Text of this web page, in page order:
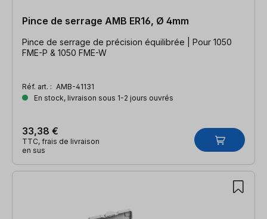
Pince de serrage AMB ER16, Ø 4mm
Pince de serrage de précision équilibrée | Pour 1050
FME-P & 1050 FME-W
Réf. art. : AMB-41131
En stock, livraison sous 1-2 jours ouvrés
33,38 €
TTC, frais de livraison
en sus